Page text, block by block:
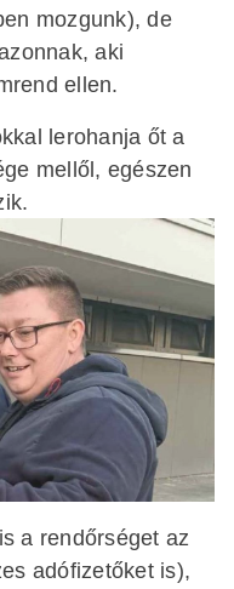
mozgunk), de
aki
ellen.
lerohanja őt a
mellől, egészen
a rendőrséget az
adófizetőket is),